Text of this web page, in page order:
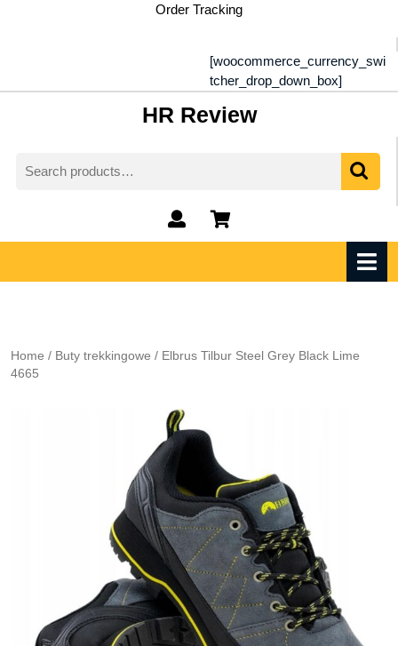
Order Tracking
[woocommerce_currency_swi
tcher_drop_down_box]
HR Review
for:
My
Account
shopping
cart
Home / Buty trekkingowe / Elbrus Tilbur Steel Grey Black Lime
4665